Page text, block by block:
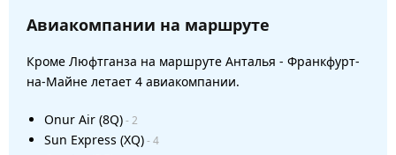
Авиакомпании на маршруте
Кроме Люфтганза на маршруте Анталья - Франкфурт-
на-Майне летает 4 авиакомпании.
Onur Air (8Q)- 2
Sun Express (XQ)- 4